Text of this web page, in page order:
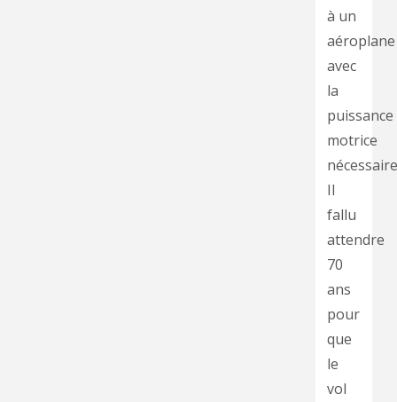
à un
aéroplane
avec
la
puissance
motrice
Il
fallu
attendre
70
ans
pour
que
le
vol